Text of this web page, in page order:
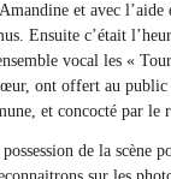
et avec
Ensuite c’était
vocal les «
ont offert au public
et concocté par
de la